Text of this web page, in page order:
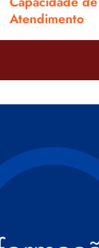
Atendimento